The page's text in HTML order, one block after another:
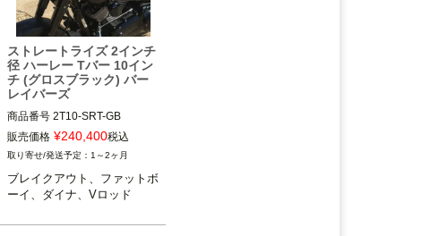
ストレートライズ 2インチ
径 ハーレー Tバー 10イン
チ (グロスブラック) バー
レイバーズ
商品番号 2T10-SRT-GB
販売価格 ¥240,400税込
1～2ヶ月
ブレイクアウト、ファットボ
ーイ、ダイナ、Vロッド